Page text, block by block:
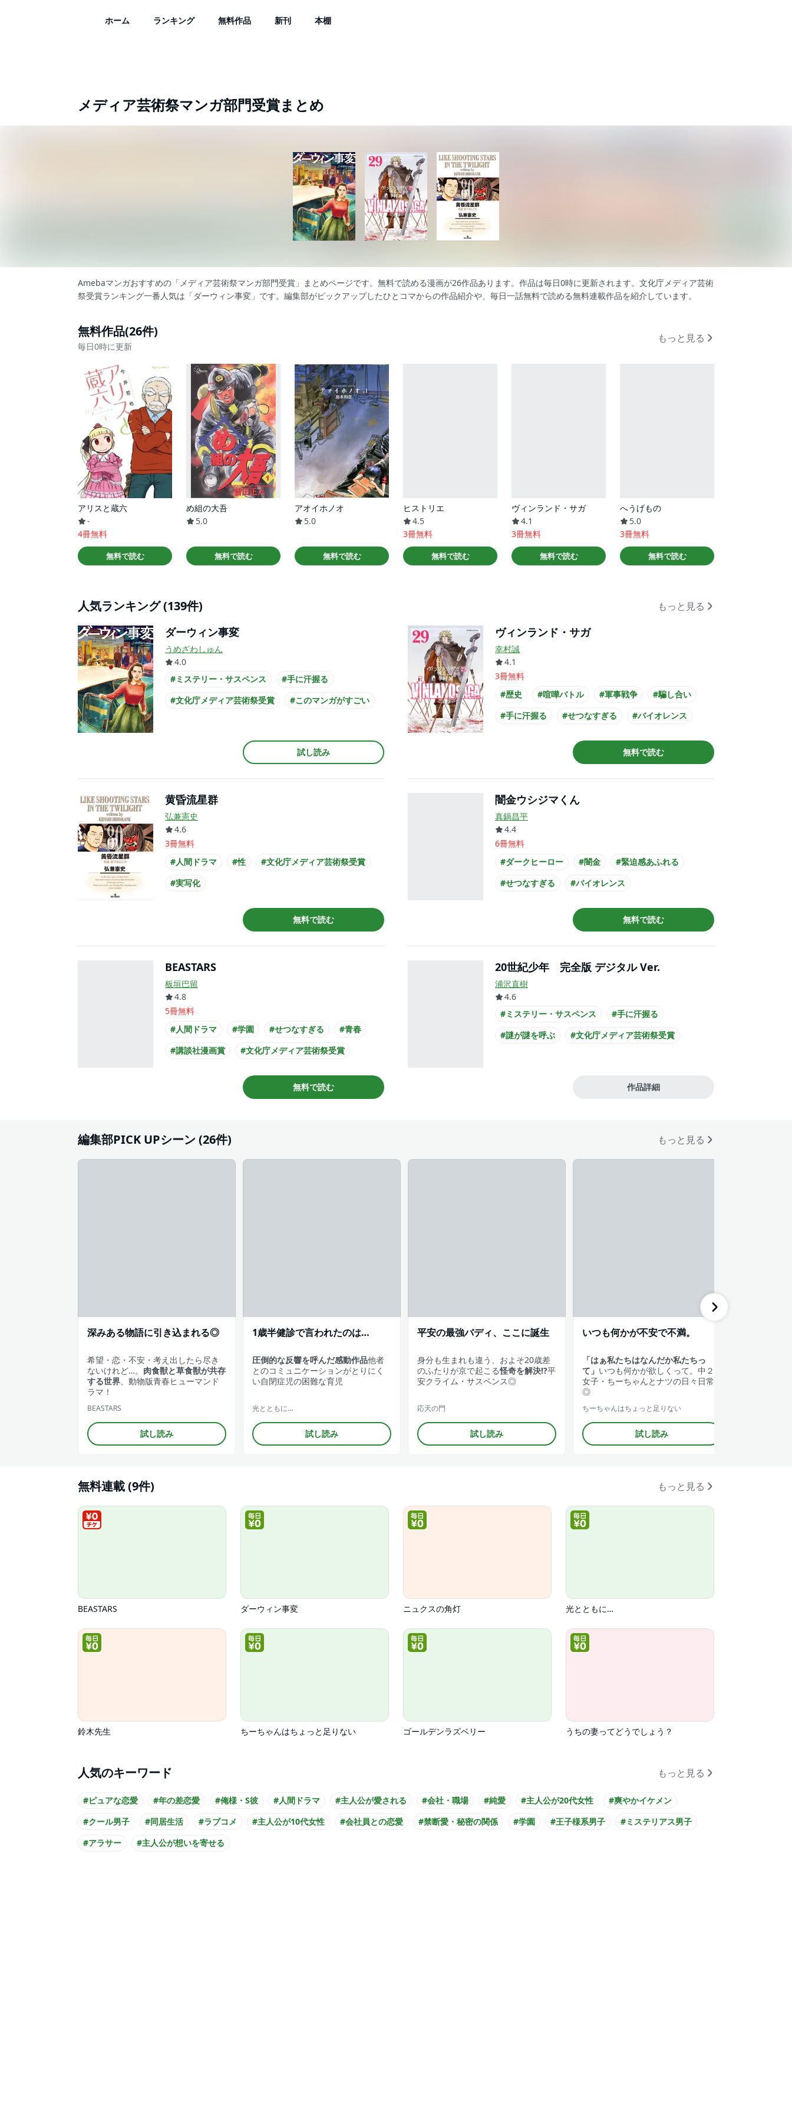
ホーム ランキング 無料作品 新刊 本棚
メディア芸術祭マンガ部門受賞まとめ
Amebaマンガおすすめの「メディア芸術祭マンガ部門受賞」まとめページです。無料で読める漫画が26作品あります。作品は毎日0時に更新されます。文化庁メディア芸術
祭受賞ランキング一番人気は「ダーウィン事変」です。編集部がピックアップしたひとコマからの作品紹介や、毎日一話無料で読める無料連載作品を紹介しています。
無料作品(26件)
毎日0時に更新
もっと見る
アリスと蔵六
-
4冊無料
無料で読む
め組の大吾
5.0
無料で読む
アオイホノオ
5.0
無料で読む
ヒストリエ
4.5
3冊無料
無料で読む
ヴィンランド・サガ
4.1
3冊無料
無料で読む
へうげもの
5.0
3冊無料
無料で読む
人気ランキング (139件) もっと見る
ダーウィン事変
うめざわしゅん
4.0
#ミステリー・サスペンス
#手に汗握る
#文化庁メディア芸術祭受賞
#このマンガがすごい
試し読み
ヴィンランド・サガ
幸村誠
4.1
3冊無料
#歴史
#喧嘩バトル #軍事戦争
#騙し合い
#手に汗握る
#せつなすぎる
#バイオレンス
無料で読む
黄昏流星群
弘兼憲史
4.6
3冊無料
#人間ドラマ
#性
#文化庁メディア芸術祭受賞
#実写化
無料で読む
闇金ウシジマくん
真鍋昌平
4.4
6冊無料
#ダークヒーロー
#闇金
#緊迫感あふれる
#せつなすぎる
#バイオレンス
#文化庁メディア芸術祭受賞
#このマンガがすごい
無料で読む
BEASTARS
板垣巴留
4.8
5冊無料
#人間ドラマ
#学園 #せつなすぎる
#青春
#講談社漫画賞
#文化庁メディア芸術祭受賞
無料で読む
20世紀少年 完全版 デジタル Ver.
浦沢直樹
4.6
#ミステリー・サスペンス
#手に汗握る
#謎が謎を呼ぶ
#文化庁メディア芸術祭受賞
作品詳細
編集部PICK UPシーン (26件) もっと見る
深みある物語に引き込まれる◎
希望・恋・不安・考え出したら尽き
ないけれど…。 肉食獣と草食獣が共存
する世界、動物版青春ヒューマンド
ラマ！
BEASTARS
試し読み
1歳半健診で言われたのは…
圧倒的な反響を呼んだ感動作品他者
とのコミュニケーションがとりにく
い自閉症児の困難な育児
光とともに…
試し読み
平安の最強バディ、ここに誕生
身分も生まれも違う、およそ20歳差
のふたりが京で起こる怪奇を解決!?平
安クライム・サスペンス◎
応天の門
試し読み
いつも何かが不安で不満。
「はぁ私たちはなんだか私たちっ
て」 いつも何かが欲しくって。中２
女子・ちーちゃんとナツの日々日常
◎
ちーちゃんはちょっと足りない
試し読み
無料連載 (9件) もっと見る
BEASTARS ダーウィン事変 ニュクスの角灯 光とともに…
鈴木先生 ちーちゃんはちょっと足りない ゴールデンラズベリー うちの妻ってどうでしょう？
人気のキーワード もっと見る
#ピュアな恋愛 #年の差恋愛 #俺様・S彼 #人間ドラマ #主人公が愛される #会社・職場 #純愛 #主人公が20代女性
#爽やかイケメン
#クール男子
#同居生活 #ラブコメ #主人公が10代女性 #会社員との恋愛 #禁断愛・秘密の関係 #学園 #王子様系男子
#ミステリアス男子
#アラサー
#主人公が想いを寄せる